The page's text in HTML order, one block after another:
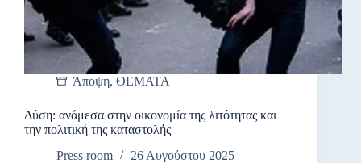
Άποψη, ΘΕΜΑΤΑ
Δύση: ανάμεσα στην οικονομία της λιτότητας και
την πολιτική της καταστολής
Press room
26 Αυγούστου 2025